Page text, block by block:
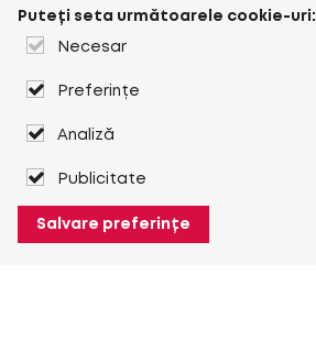
Puteți seta următoarele cookie-uri:
Necesar
Preferințe
Analiză
Publicitate
Salvare preferințe